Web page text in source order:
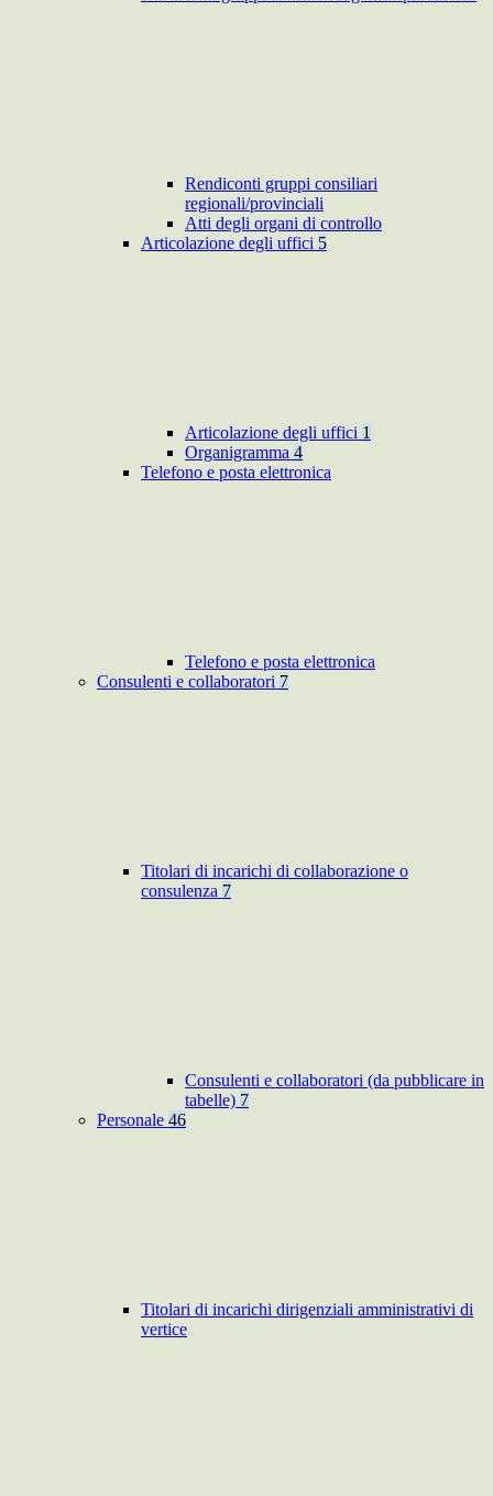
Rendiconti gruppi consiliari
regionali/provinciali
Atti degli organi di controllo
Articolazione degli uffici 5
Articolazione degli uffici 1
Organigramma 4
Telefono e posta elettronica
Telefono e posta elettronica
Consulenti e collaboratori 7
Titolari di incarichi di collaborazione o
consulenza 7
Consulenti e collaboratori (da pubblicare in
tabelle) 7
Personale 46
Titolari di incarichi dirigenziali amministrativi di
vertice